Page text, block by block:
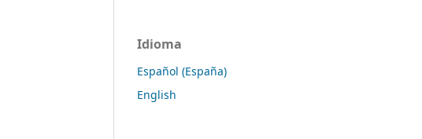
Idioma
Español (España)
English